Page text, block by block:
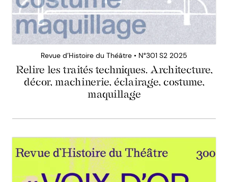
Revue d’Histoire du Théâtre • N°301 S2 2025
Relire les traités techniques. Architecture,
décor, machinerie, éclairage, costume,
maquillage